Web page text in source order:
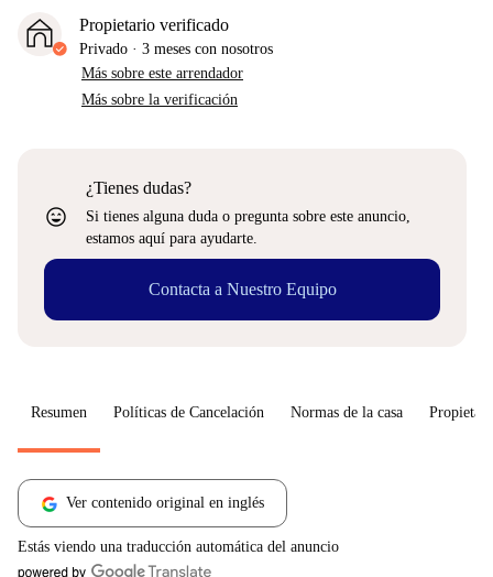
Propietario verificado
Privado · 3 meses con nosotros
Más sobre este arrendador
Más sobre la verificación
sentiment_very_satisfied
¿Tienes dudas?
Si tienes alguna duda o pregunta sobre este anuncio,
estamos aquí para ayudarte.
Contacta a Nuestro Equipo
Resumen Políticas de Cancelación Normas de la casa
Ver contenido original en inglés
Estás viendo una traducción automática del anuncio